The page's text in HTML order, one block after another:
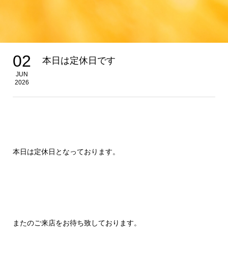
02
JUN
2026
本日は定休日です
本日は定休日となっております。
またのご来店をお待ち致しております。